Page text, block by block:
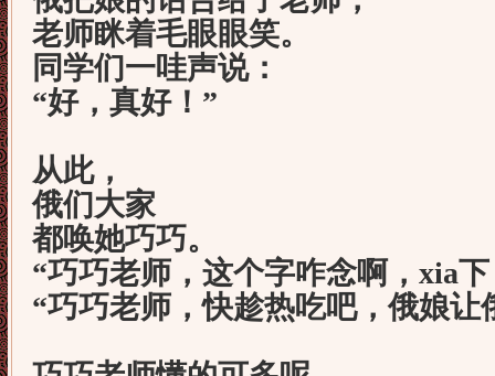
老师眯着毛眼眼笑。
同学们一哇声说：
“好，真好！”
从此，
俄们大家
都唤她巧巧。
“巧巧老师，这个字咋念啊，xia
“巧巧老师，快趁热吃吧，俄娘让